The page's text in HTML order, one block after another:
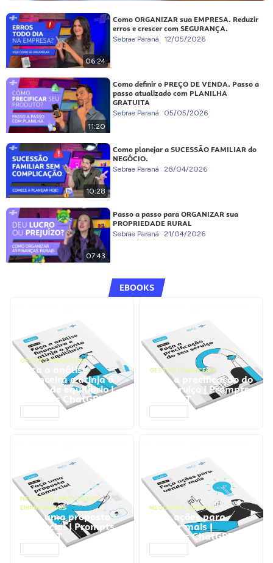
06:24
Como ORGANIZAR sua EMPRESA. Reduzir
erros e crescer com SEGURANÇA.
Sebrae Paraná 12/05/2026
11:20
Como definir o PREÇO DE VENDA. Passo a
passo atualizado com PLANILHA
GRATUITA
Sebrae Paraná 05/05/2026
10:28
Como planejar a SUCESSÃO FAMILIAR do
NEGÓCIO.
Sebrae Paraná 28/04/2026
07:43
Passo a passo para ORGANIZAR sua
PROPRIEDADE RURAL
Sebrae Paraná 21/04/2026
EBOOKS
GESTÃO FINANCEIRA
Faça a análise
financeira e atinja o
ponto de equilíbrio |
Prompts ChatGPT
GESTÃO FINANCEIRA
Faça a precificação do
seu serviço | Prompts
ChatGPT
NEGÓCIOS, PROCESSOS
EMPRESARIAIS
Faça uma proposta
comercial | Prompts
ChatGPT
NEGÓCIOS, VENDAS
Faça ações para
vender mais |
Prompts ChatGPT